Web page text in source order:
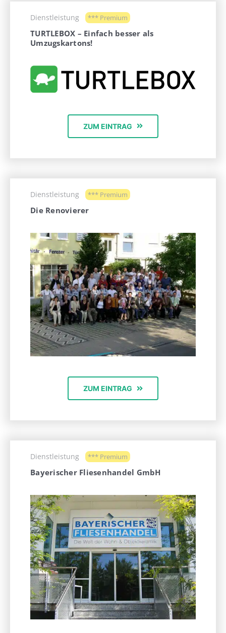
Dienstleistung *** Premium
TURTLEBOX – Einfach besser als
Umzugskartons!
ZUM EINTRAG
Dienstleistung *** Premium
Die Renovierer
ZUM EINTRAG
Dienstleistung *** Premium
Bayerischer Fliesenhandel GmbH